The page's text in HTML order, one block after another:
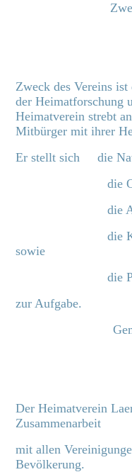
Zweck des Vereins
der Heimatforschung
Heimatverein strebt
Mitbürger mit ihrer
Er stellt sich die
die Ortsbild-
die Archiv-
die Kultur-
sowie
die Pflege
zur
Der Heimatverein
Zusammenarbeit
mit allen
Bevölkerung.